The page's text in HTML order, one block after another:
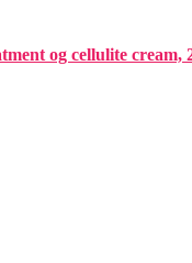
og cellulite cream,